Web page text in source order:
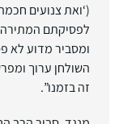
(‘ואת צנועים
לפסיקתם המתירה
ומסביר מדוע לא
השולחן ערוך
זה בזמנו”.